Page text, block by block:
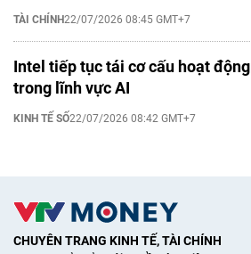
TÀI CHÍNH22/07/2026 08:45 GMT+7
Intel tiếp tục tái cơ cấu hoạt động
trong lĩnh vực AI
KINH TẾ SỐ22/07/2026 08:42 GMT+7
CHUYÊN TRANG KINH TẾ, TÀI CHÍNH